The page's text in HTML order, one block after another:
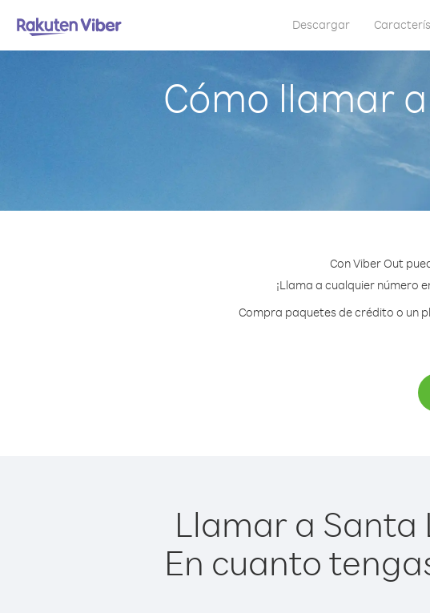
Descargar
Cómo llamar
Con Viber Out
¡Llama a cualquier número
Compra paquetes de crédito o un
Llamar a Santa
En cuanto